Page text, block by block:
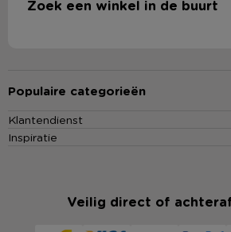
Zoek een winkel in de buurt
Populaire categorieën
Klantendienst
Inspiratie
Veilig direct of